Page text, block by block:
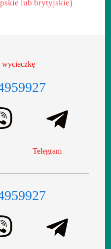
lub brytyjskie)
wycieczkę
Telegram